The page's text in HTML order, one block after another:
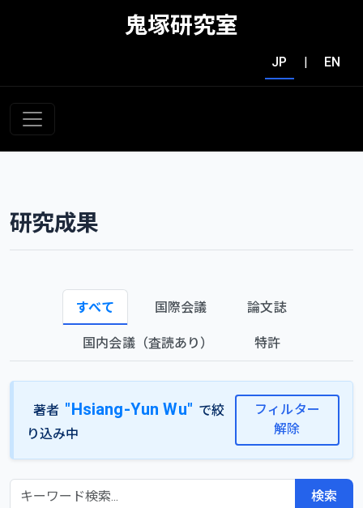
鬼塚研究室
JP | EN
研究成果
すべて 国際会議 論文誌
国内会議（査読あり） 特許
著者 "Hsiang-Yun Wu" で絞
り込み中
フィルター
解除
検索